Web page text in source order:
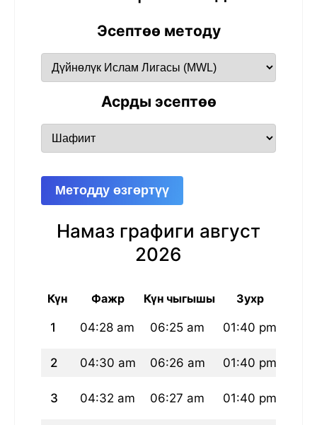
Эсептөө методу
Асрды эсептөө
Методду өзгөртүү
Намаз графиги август
2026
Күн Фажр Күн чыгышы Зухр
1 04:28 am 06:25 am 01:40 pm
2 04:30 am 06:26 am 01:40 pm
3 04:32 am 06:27 am 01:40 pm